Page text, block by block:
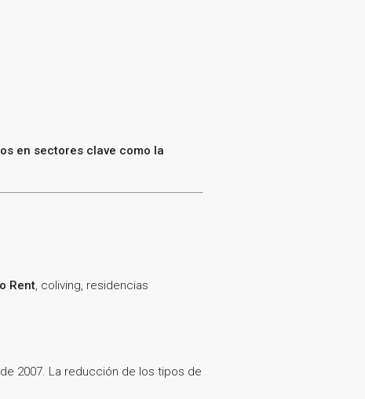
en sectores clave como la
Rent, coliving, residencias
2007. La reducción de los tipos de